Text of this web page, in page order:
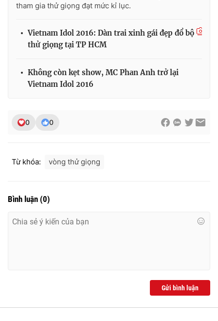
tham gia thử giọng đạt mức kỉ lục.
Vietnam Idol 2016: Dàn trai xinh gái đẹp đổ bộ
thử giọng tại TP HCM
Không còn kẹt show, MC Phan Anh trở lại
Vietnam Idol 2016
0 0
Từ khóa: vòng thử giọng
Bình luận (0)
Gửi bình luận